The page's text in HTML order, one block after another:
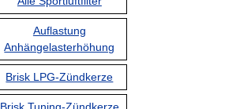
Auflastung
Anhängelasterhöhung
Brisk LPG-Zündkerze